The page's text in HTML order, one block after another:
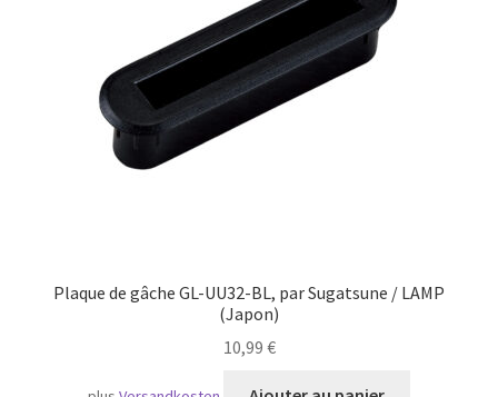
Plaque de gâche GL-UU32-BL, par Sugatsune / LAMP
(Japon)
10,99 €